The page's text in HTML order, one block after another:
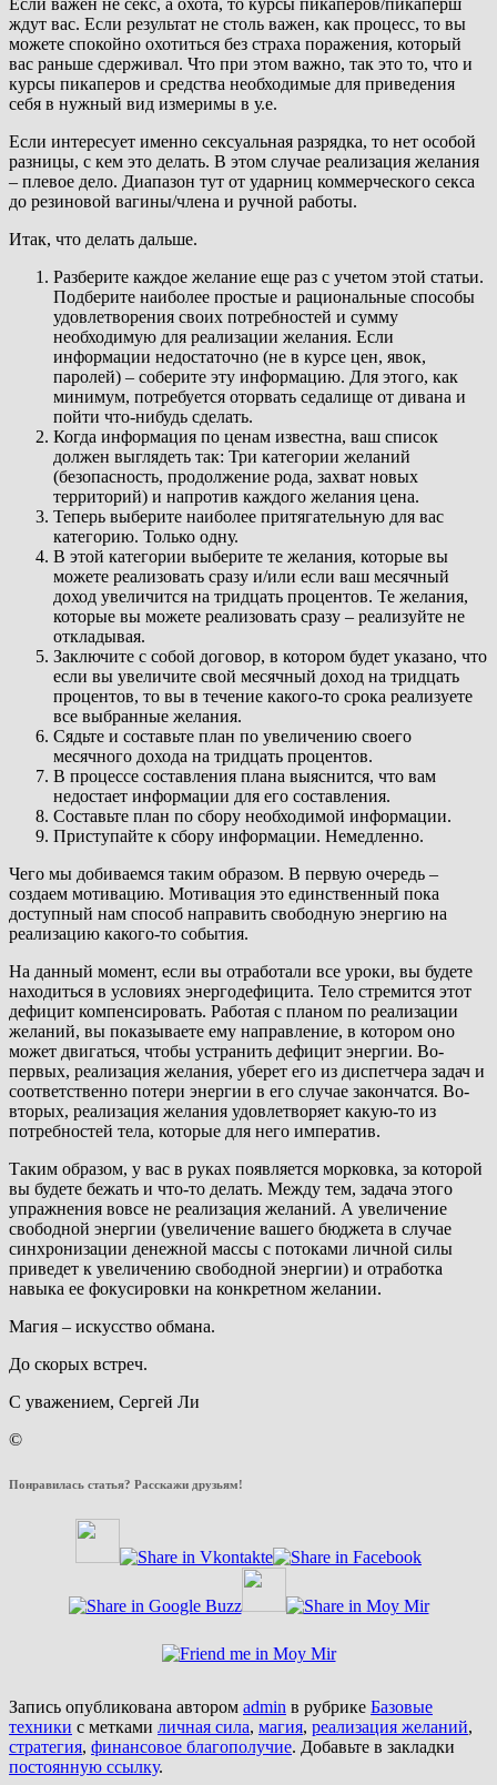
Если важен не секс, а охота, то курсы пикаперов/пикаперш
ждут вас. Если результат не столь важен, как процесс, то вы
можете спокойно охотиться без страха поражения, который
вас раньше сдерживал. Что при этом важно, так это то, что и
курсы пикаперов и средства необходимые для приведения
себя в нужный вид измеримы в у.е.
Если интересует именно сексуальная разрядка, то нет особой
разницы, с кем это делать. В этом случае реализация желания
– плевое дело. Диапазон тут от ударниц коммерческого секса
до резиновой вагины/члена и ручной работы.
Итак, что делать дальше.
Разберите каждое желание еще раз с учетом этой статьи.
Подберите наиболее простые и рациональные способы
удовлетворения своих потребностей и сумму
необходимую для реализации желания. Если
информации недостаточно (не в курсе цен, явок,
паролей) – соберите эту информацию. Для этого, как
минимум, потребуется оторвать седалище от дивана и
пойти что-нибудь сделать.
Когда информация по ценам известна, ваш список
должен выглядеть так: Три категории желаний
(безопасность, продолжение рода, захват новых
территорий) и напротив каждого желания цена.
Теперь выберите наиболее притягательную для вас
категорию. Только одну.
В этой категории выберите те желания, которые вы
можете реализовать сразу и/или если ваш месячный
доход увеличится на тридцать процентов. Те желания,
которые вы можете реализовать сразу – реализуйте не
откладывая.
Заключите с собой договор, в котором будет указано, что
если вы увеличите свой месячный доход на тридцать
процентов, то вы в течение какого-то срока реализуете
все выбранные желания.
Сядьте и составьте план по увеличению своего
месячного дохода на тридцать процентов.
В процессе составления плана выяснится, что вам
недостает информации для его составления.
Составьте план по сбору необходимой информации.
Приступайте к сбору информации. Немедленно.
Чего мы добиваемся таким образом. В первую очередь –
создаем мотивацию. Мотивация это единственный пока
доступный нам способ направить свободную энергию на
реализацию какого-то события.
На данный момент, если вы отработали все уроки, вы будете
находиться в условиях энергодефицита. Тело стремится этот
дефицит компенсировать. Работая с планом по реализации
желаний, вы показываете ему направление, в котором оно
может двигаться, чтобы устранить дефицит энергии. Во-
первых, реализация желания, уберет его из диспетчера задач и
соответственно потери энергии в его случае закончатся. Во-
вторых, реализация желания удовлетворяет какую-то из
потребностей тела, которые для него императив.
Таким образом, у вас в руках появляется морковка, за которой
вы будете бежать и что-то делать. Между тем, задача этого
упражнения вовсе не реализация желаний. А увеличение
свободной энергии (увеличение вашего бюджета в случае
синхронизации денежной массы с потоками личной силы
приведет к увеличению свободной энергии) и отработка
навыка ее фокусировки на конкретном желании.
Магия – искусство обмана.
До скорых встреч.
С уважением, Сергей Ли
©
Понравилась статья? Расскажи друзьям!
Запись опубликована автором admin в рубрике Базовые
техники с метками личная сила, магия, реализация желаний,
стратегия, финансовое благополучие. Добавьте в закладки
постоянную ссылку.